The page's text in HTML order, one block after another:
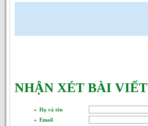
NHẬN XÉT BÀI VIẾT
Họ và tên
Email